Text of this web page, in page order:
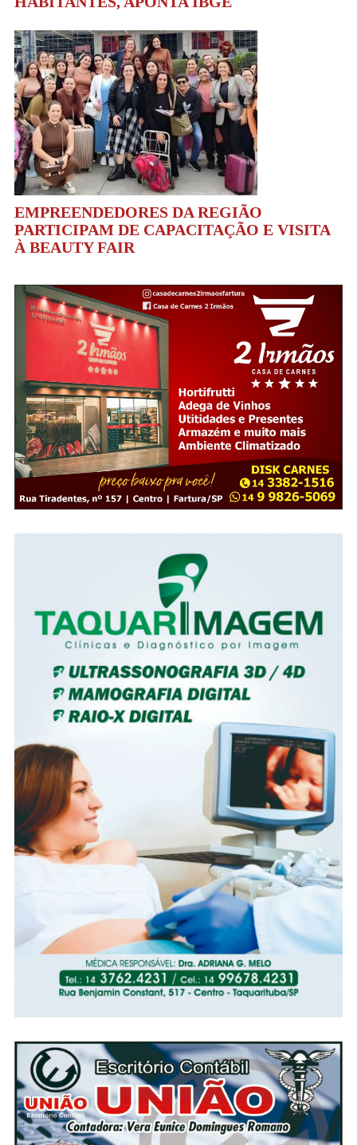
EMPREENDEDORES DA REGIÃO
PARTICIPAM DE CAPACITAÇÃO E VISITA
À BEAUTY FAIR